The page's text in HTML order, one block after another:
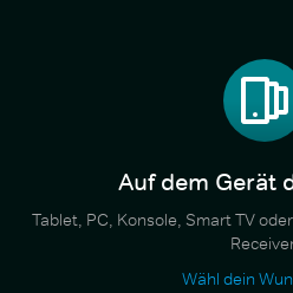
Auf dem Gerät
Tablet, PC, Konsole, Smart TV
Wähl dein